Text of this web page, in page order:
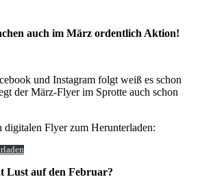
auch im März ordentlich Aktion!
und Instagram folgt weiß es schon
der März-Flyer im Sprotte auch schon
digitalen Flyer zum Herunterladen:
Lust auf den Februar?